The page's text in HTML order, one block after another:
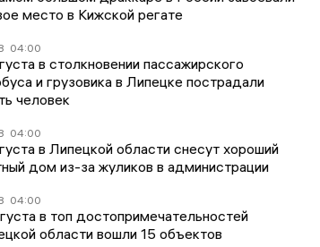
место в Кижской регате
04:00
в столкновении пассажирского
и грузовика в Липецке пострадали
человек
04:00
в Липецкой области снесут хороший
дом из-за жуликов в администрации
04:00
в топ достопримечательностей
области вошли 15 объектов